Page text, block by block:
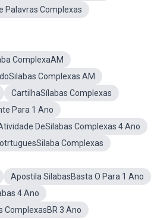
Palavras Complexas
ComplexaAM
Complexas AM
CartilhaSílabas Complexas
Para 1 Ano
DeSilabas Complexas 4 Ano
Complexas
Apostila SilabasBasta O Para 1 Ano
4 Ano
ComplexasBR 3 Ano